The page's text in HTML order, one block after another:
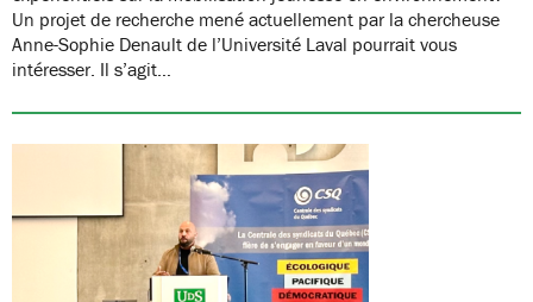
Un projet de recherche mené actuellement par la chercheuse
Anne-Sophie Denault de l’Université Laval pourrait vous
intéresser. Il s’agit…